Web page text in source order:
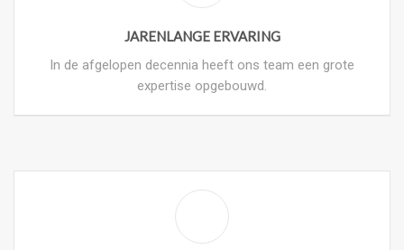
JARENLANGE ERVARING
In de afgelopen decennia heeft ons team een grote
expertise opgebouwd.